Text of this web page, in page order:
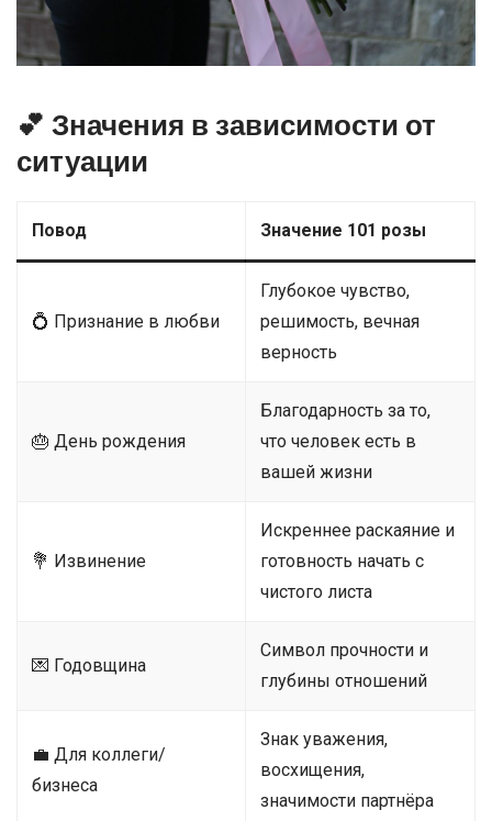
💕 Значения в зависимости от
ситуации
Повод Значение 101 розы
💍 Признание в любви
Глубокое чувство,
решимость, вечная
верность
🎂 День рождения
Благодарность за то,
что человек есть в
вашей жизни
💐 Извинение
Искреннее раскаяние и
готовность начать с
чистого листа
💌 Годовщина
Символ прочности и
глубины отношений
💼 Для коллеги/
бизнеса
Знак уважения,
восхищения,
значимости партнёра